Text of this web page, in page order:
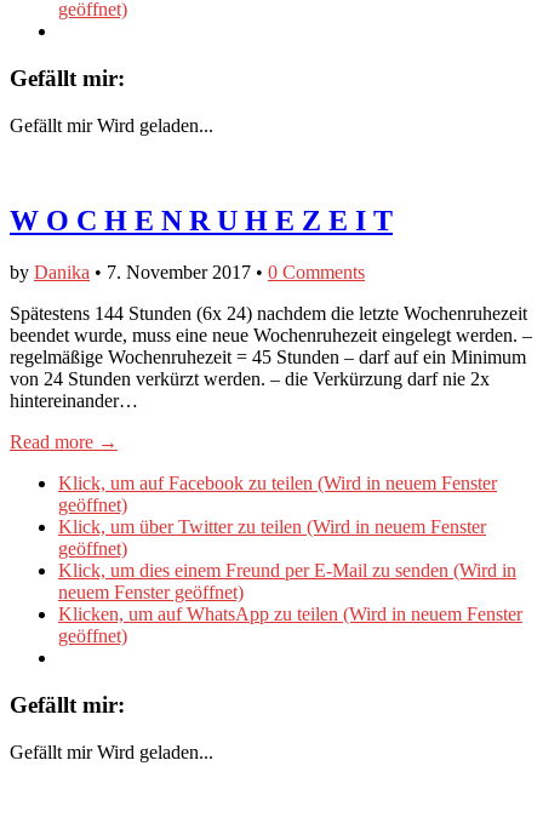
geöffnet)
Gefällt mir:
Gefällt mir Wird geladen...
W O C H E N R U H E Z E I T
by Danika • 7. November 2017 • 0 Comments
Spätestens 144 Stunden (6x 24) nachdem die letzte Wochenruhezeit
beendet wurde, muss eine neue Wochenruhezeit eingelegt werden. –
regelmäßige Wochenruhezeit = 45 Stunden – darf auf ein Minimum
von 24 Stunden verkürzt werden. – die Verkürzung darf nie 2x
hintereinander…
Read more →
Klick, um auf Facebook zu teilen (Wird in neuem Fenster
geöffnet)
Klick, um über Twitter zu teilen (Wird in neuem Fenster
geöffnet)
Klick, um dies einem Freund per E-Mail zu senden (Wird in
neuem Fenster geöffnet)
Klicken, um auf WhatsApp zu teilen (Wird in neuem Fenster
geöffnet)
Gefällt mir:
Gefällt mir Wird geladen...